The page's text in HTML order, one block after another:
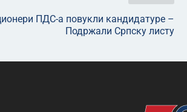
ПДС-а повукли кандидатуре –
Подржали Српску листу